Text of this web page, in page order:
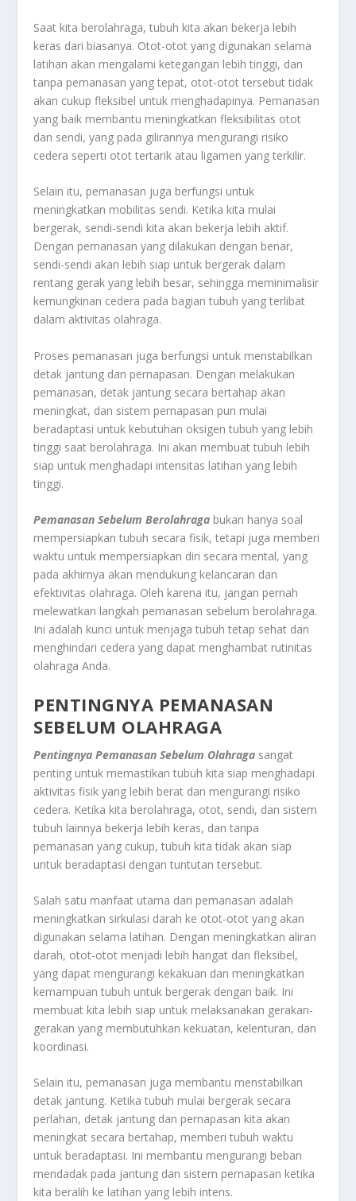
Saat kita berolahraga, tubuh kita akan bekerja lebih
keras dari biasanya. Otot-otot yang digunakan selama
latihan akan mengalami ketegangan lebih tinggi, dan
tanpa pemanasan yang tepat, otot-otot tersebut tidak
akan cukup fleksibel untuk menghadapinya. Pemanasan
yang baik membantu meningkatkan fleksibilitas otot
dan sendi, yang pada gilirannya mengurangi risiko
cedera seperti otot tertarik atau ligamen yang terkilir.
Selain itu, pemanasan juga berfungsi untuk
meningkatkan mobilitas sendi. Ketika kita mulai
bergerak, sendi-sendi kita akan bekerja lebih aktif.
Dengan pemanasan yang dilakukan dengan benar,
sendi-sendi akan lebih siap untuk bergerak dalam
rentang gerak yang lebih besar, sehingga meminimalisir
kemungkinan cedera pada bagian tubuh yang terlibat
dalam aktivitas olahraga.
Proses pemanasan juga berfungsi untuk menstabilkan
detak jantung dan pernapasan. Dengan melakukan
pemanasan, detak jantung secara bertahap akan
meningkat, dan sistem pernapasan pun mulai
beradaptasi untuk kebutuhan oksigen tubuh yang lebih
tinggi saat berolahraga. Ini akan membuat tubuh lebih
siap untuk menghadapi intensitas latihan yang lebih
tinggi.
Pemanasan Sebelum Berolahraga bukan hanya soal
mempersiapkan tubuh secara fisik, tetapi juga memberi
waktu untuk mempersiapkan diri secara mental, yang
pada akhirnya akan mendukung kelancaran dan
efektivitas olahraga. Oleh karena itu, jangan pernah
melewatkan langkah pemanasan sebelum berolahraga.
Ini adalah kunci untuk menjaga tubuh tetap sehat dan
menghindari cedera yang dapat menghambat rutinitas
olahraga Anda.
PENTINGNYA PEMANASAN
SEBELUM OLAHRAGA
Pentingnya Pemanasan Sebelum Olahraga sangat
penting untuk memastikan tubuh kita siap menghadapi
aktivitas fisik yang lebih berat dan mengurangi risiko
cedera. Ketika kita berolahraga, otot, sendi, dan sistem
tubuh lainnya bekerja lebih keras, dan tanpa
pemanasan yang cukup, tubuh kita tidak akan siap
untuk beradaptasi dengan tuntutan tersebut.
Salah satu manfaat utama dari pemanasan adalah
meningkatkan sirkulasi darah ke otot-otot yang akan
digunakan selama latihan. Dengan meningkatkan aliran
darah, otot-otot menjadi lebih hangat dan fleksibel,
yang dapat mengurangi kekakuan dan meningkatkan
kemampuan tubuh untuk bergerak dengan baik. Ini
membuat kita lebih siap untuk melaksanakan gerakan-
gerakan yang membutuhkan kekuatan, kelenturan, dan
koordinasi.
Selain itu, pemanasan juga membantu menstabilkan
detak jantung. Ketika tubuh mulai bergerak secara
perlahan, detak jantung dan pernapasan kita akan
meningkat secara bertahap, memberi tubuh waktu
untuk beradaptasi. Ini membantu mengurangi beban
mendadak pada jantung dan sistem pernapasan ketika
kita beralih ke latihan yang lebih intens.